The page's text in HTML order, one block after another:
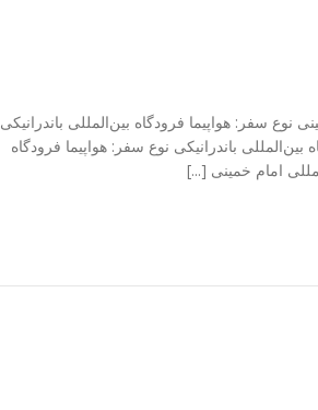
سفر: هواپیما فرودگاه بین‌المللی باندرانیکی
باندرانیکی فرودگاه بین‌المللی باندرانیکی نوع سفر: هواپیما فرودگاه